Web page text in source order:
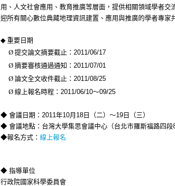
用、人文社會應用、教育推廣等層面，提供相關領域學者
迎所有關心數位典藏地理資訊建置、應用與推廣的學者專家
◆ 重要日期
Ø 提交論文摘要截止： 2011/06/17
Ø 摘要審核通過通知： 2011/07/01
Ø 論文全文收件截止： 2011/08/25
Ø 線上報名時程： 2011/06/10～09/25
◆ 會議日期：2011年10月18日（二）～19日（三）
◆ 會議地點：台灣大學集思會議中心（台北市羅斯福路四段
◆報名方式： 線上報名
◆ 指導單位
行政院國家科學委員會